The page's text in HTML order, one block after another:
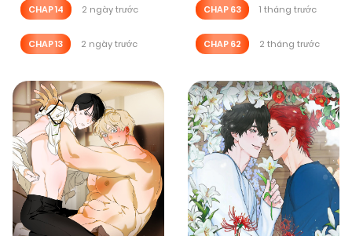
CHAP 14 2 ngày trước
CHAP 13 2 ngày trước
CHAP 63 1 tháng trước
CHAP 62 2 tháng trước